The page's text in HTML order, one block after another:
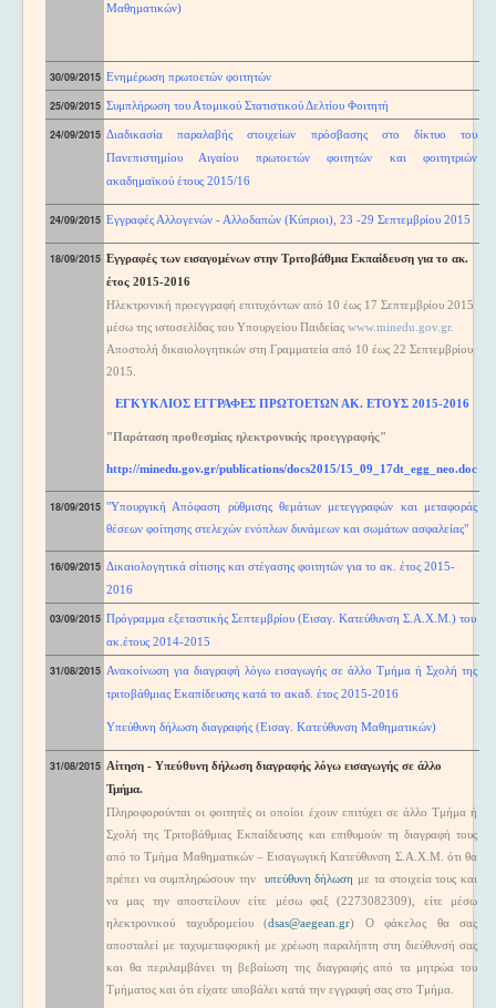
Μαθηματικών)
30/09/2015 Ενημέρωση πρωτοετών φοιτητών
25/09/2015 Συμπλήρωση του Ατομικού Στατιστικού Δελτίου Φοιτητή
24/09/2015 Διαδικασία παραλαβής στοιχείων πρόσβασης στο δίκτυο του
Πανεπιστημίου Αιγαίου πρωτοετών φοιτητών και φοιτητριών
ακαδημαϊκού έτους 2015/16
24/09/2015 Εγγραφές Αλλογενών - Αλλοδαπών (Κύπριοι) , 23 -29 Σεπτεμβρίου 2015
18/09/2015 Εγγραφές των εισαγομένων στην Τριτοβάθμια Εκπαίδευση για το ακ.
έτος 2015-2016
Ηλεκτρονική προεγγραφή επιτυχόντων από 10 έως 17 Σεπτεμβρίου 2015
μέσω της ιστοσελίδας του Υπουργείου Παιδείας www.minedu.gov.gr.
Αποστολή δικαιολογητικών στη Γραμματεία από 10 έως 22 Σεπτεμβρίου
2015.
ΕΓΚΥΚΛΙΟΣ ΕΓΓΡΑΦΕΣ ΠΡΩΤΟΕΤΩΝ ΑΚ. ΕΤΟΥΣ2015-2016
"Παράταση προθεσμίας ηλεκτρονικής προεγγραφής"
http://minedu.gov.gr/publications/docs2015/15_09_17dt_egg_neo.doc
18/09/2015 "Υπουργική Απόφαση ρύθμισης θεμάτων μετεγγραφών και μεταφοράς
θέσεων φοίτησης στελεχών ενόπλων δυνάμεων και σωμάτων ασφαλείας"
16/09/2015 Δικαιολογητικά σίτισης και στέγασης φοιτητών για το ακ. έτος 2015-
2016
03/09/2015 Πρόγραμμα εξεταστικής Σεπτεμβρίου (Εισαγ. Κατεύθυνση Σ.Α.Χ.Μ.) του
ακ.έτους 2014-2015
31/08/2015 Ανακοίνωση για διαγραφή λόγω εισαγωγής σε άλλο Τμήμα ή Σχολή της
τριτοβάθμιας Εκαπίδευσης κατά το ακαδ. έτος 2015-2016
Υπεύθυνη δήλωση διαγραφής (Εισαγ. Κατεύθυνση Μαθηματικών)
31/08/2015 Αίτηση - Υπεύθυνη δήλωση διαγραφής λόγω εισαγωγής σε άλλο
Τμήμα.
Πληροφορούνται οι φοιτητές οι οποίοι έχουν επιτύχει σε άλλο Τμήμα ή
Σχολή της Τριτοβάθμιας Εκπαίδευσης και επιθυμούν τη διαγραφή τους
από το Τμήμα Μαθηματικών – Εισαγωγική Κατεύθυνση Σ.Α.Χ.Μ. ότι θα
πρέπει να συμπληρώσουν την υπεύθυνη δήλωση με τα στοιχεία τους και
να μας την αποστείλουν είτε μέσω φαξ (2273082309), είτε μέσω
ηλεκτρονικού ταχυδρομείου (dsas@aegean.gr) Ο φάκελος θα σας
αποσταλεί με ταχυμεταφορική με χρέωση παραλήπτη στη διεύθυνσή σας
και θα περιλαμβάνει τη βεβαίωση της διαγραφής από τα μητρώα του
Τμήματος και ότι είχατε υποβάλει κατά την εγγραφή σας στο Τμήμα.